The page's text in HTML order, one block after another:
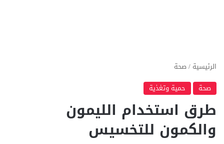
الرئيسية /صحة
صحة
حمية وتغذية
طرق استخدام الليمون
والكمون للتخسيس